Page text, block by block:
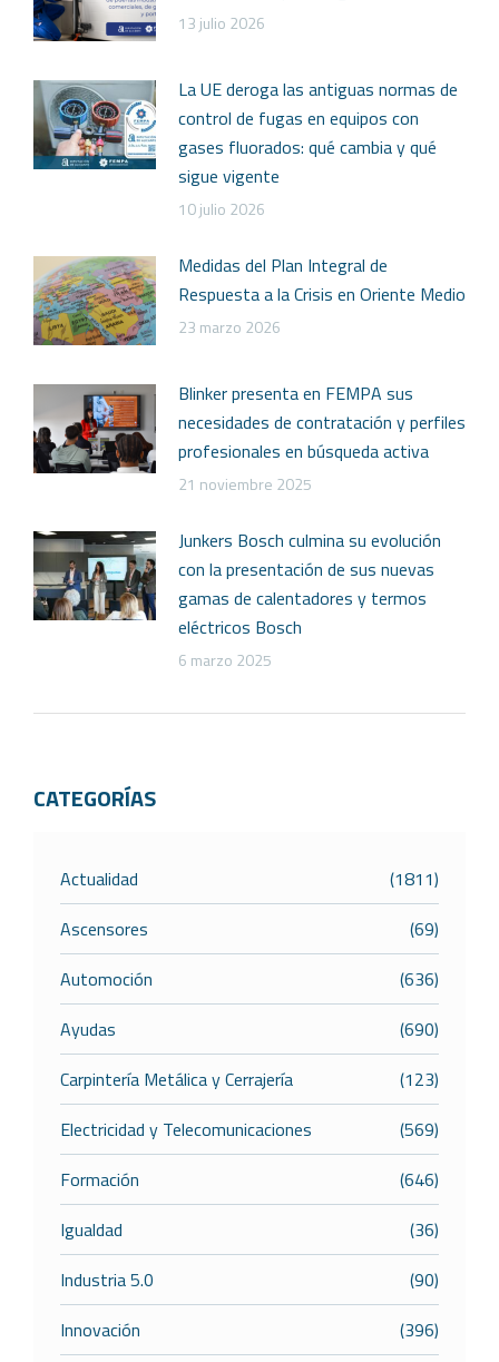
13 julio 2026
La UE deroga las antiguas normas de
control de fugas en equipos con
gases fluorados: qué cambia y qué
sigue vigente
10 julio 2026
Medidas del Plan Integral de
Respuesta a la Crisis en Oriente Medio
23 marzo 2026
Blinker presenta en FEMPA sus
necesidades de contratación y perfiles
profesionales en búsqueda activa
21 noviembre 2025
Junkers Bosch culmina su evolución
con la presentación de sus nuevas
gamas de calentadores y termos
eléctricos Bosch
6 marzo 2025
CATEGORÍAS
Actualidad
(1811)
Ascensores
(69)
Automoción
(636)
Ayudas
(690)
Carpintería Metálica y Cerrajería
(123)
Electricidad y Telecomunicaciones
(569)
Formación
(646)
Igualdad
(36)
Industria 5.0
(90)
Innovación
(396)